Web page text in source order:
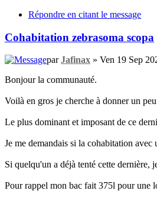
Répondre en citant le message
Cohabitation zebrasoma scopa
parJafinax » Ven 19 Sep
Bonjour la communauté.
Voilà en gros je cherche à donner un
Le plus dominant et imposant de ce
Je me demandais si la cohabitation
Si quelqu'un a déjà tenté cette dernière,
Pour rappel mon bac fait 375l pour une